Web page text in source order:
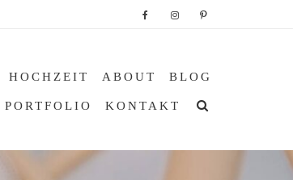
HOCHZEIT ABOUT BLOG
PORTFOLIO KONTAKT